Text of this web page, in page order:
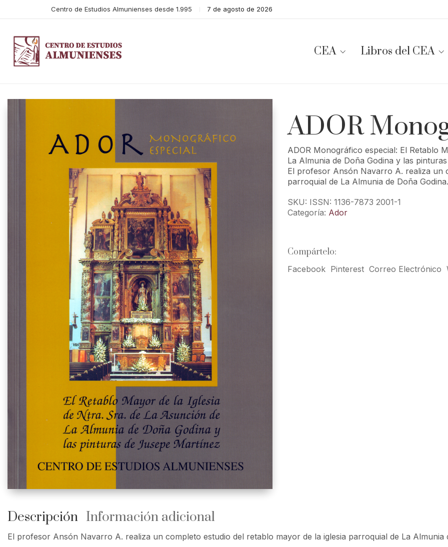
Centro de Estudios Almunienses desde 1.995 7 de agosto de 2026
CEA Libros del CEA
ADOR
ADOR Monográfico especial: El Retablo
La Almunia de Doña Godina y las
El profesor Ansón Navarro A. realiza un
parroquial de La Almunia de Doña Godina.
SKU: ISSN: 1136-7873 2001-1
Categoría: Ador
Compártelo:
Facebook Pinterest Correo Electrónico
Descripción Información adicional
El profesor Ansón Navarro A. realiza un completo estudio del retablo mayor de la iglesia parroquial de La Almunia